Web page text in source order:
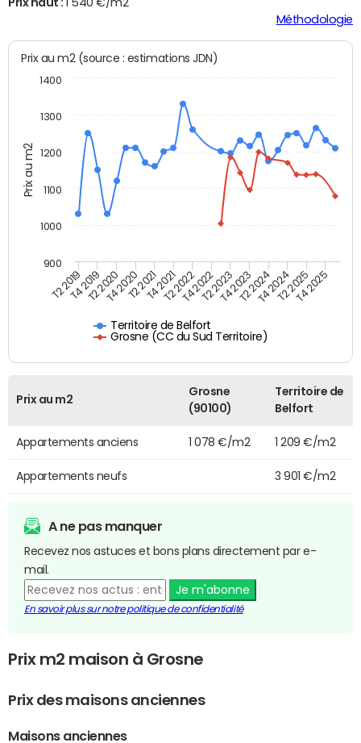
Méthodologie
Prix au m2
Prix au m2 (source : estimations JDN)
Territoire de Belfort
Grosne (CC du Sud Territoire)
T2 2019T4 2019T2 2020T4 2020T2 2021T4 2021T2 2022T4 2022T2 2023T4 2023T2 2024T4 2024T2 2025T4 2025
900
1000
1100
1200
1300
1400
Prix au m2
Grosne
(90100)
Territoire de
Belfort
Appartements anciens 1 078 €/m2 1 209 €/m2
Appartements neufs 3 901 €/m2
A ne pas manquer
Recevez nos astuces et bons plans directement par e-
mail.
Je m'abonne
En savoir plus sur notre politique de confidentialité
Prix m2 maison à Grosne
Prix des maisons anciennes
Maisons anciennes